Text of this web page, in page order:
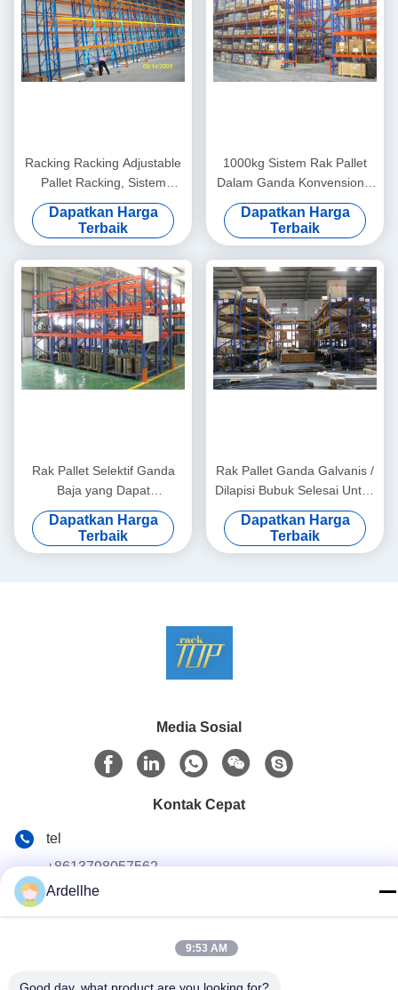
Racking Racking Adjustable
Pallet Racking, Sistem
Manajemen Pergudangan
Dapatkan Harga
Terbaik
1000kg Sistem Rak Pallet
Dalam Ganda Konvensional
Rak Rak Industri
Dapatkan Harga
Terbaik
Rak Pallet Selektif Ganda
Baja yang Dapat
Disesuaikan Dengan Baja
Canai Dingin
Dapatkan Harga
Terbaik
Rak Pallet Ganda Galvanis /
Dilapisi Bubuk Selesai Untuk
Pabrik
Dapatkan Harga
Terbaik
Media Sosial
Kontak Cepat
tel
+8613798057562
Bangunan LiTian, Jalan ZhouMen Utara, Distrik LiWan,
Ardellhe
9:53 AM